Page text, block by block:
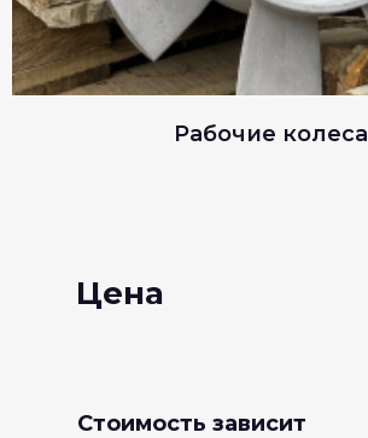
Рабочие колеса
Цена
Стоимость зависит